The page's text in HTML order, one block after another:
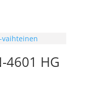
4601 HG